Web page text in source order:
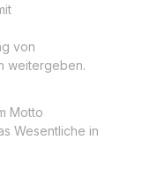
von
weitergeben.
Motto
Wesentliche in